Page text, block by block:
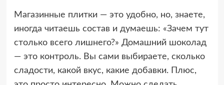
Магазинные плитки — это удобно, но, знаете,
иногда читаешь состав и думаешь: «Зачем тут
столько всего лишнего?» Домашний шоколад
— это контроль. Вы сами выбираете, сколько
сладости, какой вкус, какие добавки. Плюс,